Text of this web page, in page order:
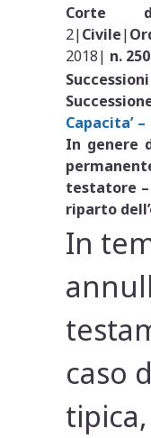
Corte
2|Civile|
2018| n.
Capacita’
In genere
testatore –
riparto
In
caso